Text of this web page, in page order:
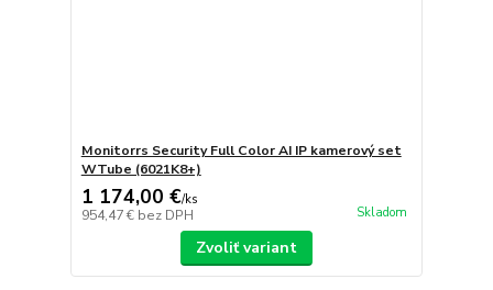
Monitorrs Security Full Color AI IP kamerový set
WTube (6021K8+)
1 174,00 €/ks
954,47 € bez DPH Skladom
Zvoliť variant